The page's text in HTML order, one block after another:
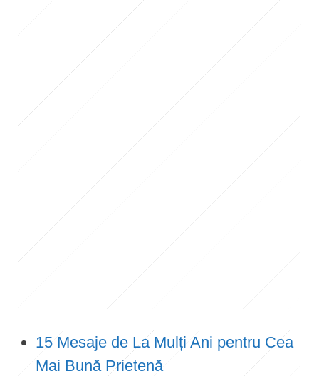
15 Mesaje de La Mulți Ani pentru Cea
Mai Bună Prietenă